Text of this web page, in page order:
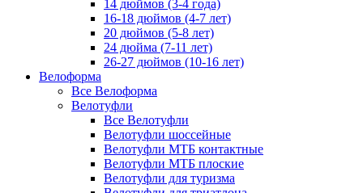
14 дюймов (3-4 года)
16-18 дюймов (4-7 лет)
20 дюймов (5-8 лет)
24 дюйма (7-11 лет)
26-27 дюймов (10-16 лет)
Велоформа
Все Велоформа
Велотуфли
Все Велотуфли
Велотуфли шоссейные
Велотуфли МТБ контактные
Велотуфли МТБ плоские
Велотуфли для туризма